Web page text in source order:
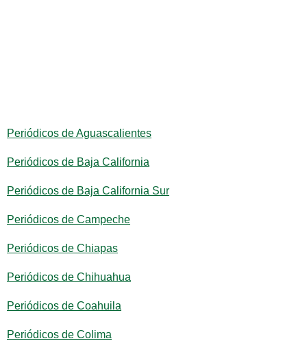
Periódicos de Aguascalientes
Periódicos de Baja California
Periódicos de Baja California Sur
Periódicos de Campeche
Periódicos de Chiapas
Periódicos de Chihuahua
Periódicos de Coahuila
Periódicos de Colima